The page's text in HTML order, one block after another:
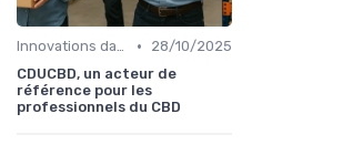
Innovations dans le CBD •
28/10/2025
CDUCBD, un acteur de
référence pour les
professionnels du CBD